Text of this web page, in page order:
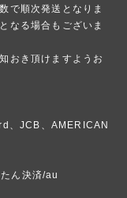
で順次発送となりま
なる場合もございま
おき頂けますようお
、JCB、AMERICAN
ん決済/au